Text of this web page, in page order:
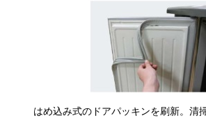
はめ込み式のドアパッキンを刷新。清